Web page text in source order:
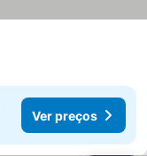
Ver preços